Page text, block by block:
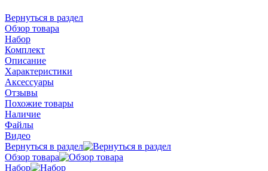
Вернуться в раздел
Обзор товара
Набор
Комплект
Описание
Характеристики
Аксессуары
Отзывы
Похожие товары
Наличие
Файлы
Видео
Вернуться в раздел
Обзор товара
Набор